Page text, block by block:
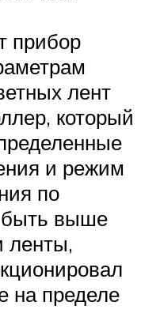
прибор
лент
который
и режим
по
выше
ленты,
на пределе